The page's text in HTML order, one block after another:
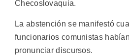
Checoslovaquia.
La abstención se manifestó
funcionarios comunistas
pronunciar discursos.